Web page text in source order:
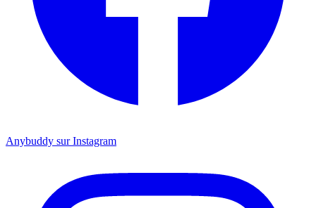
Anybuddy sur Instagram